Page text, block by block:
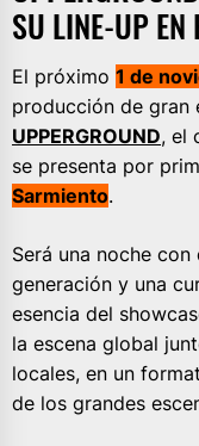
SU LINE-UP EN
El próximo 1 de
producción de gran
UPPERGROUND, el
se presenta por
Sarmiento.
Será una noche
generación y una
esencia del
la escena global
locales, en un
de los grandes